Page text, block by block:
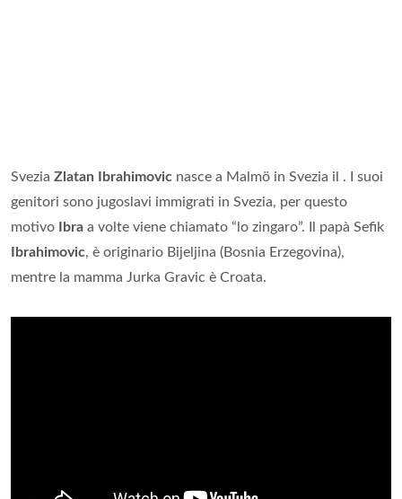
Svezia Zlatan Ibrahimovic nasce a Malmö in Svezia il . I suoi
genitori sono jugoslavi immigrati in Svezia, per questo
motivo
Ibra a volte viene chiamato “lo zingaro”. Il papà Sefik
Ibrahimovic, è originario Bijeljina (Bosnia Erzegovina),
mentre la mamma Jurka Gravic è Croata.